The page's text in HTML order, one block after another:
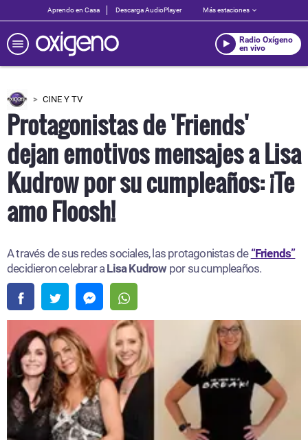
Aprendo en Casa Descarga AudioPlayer Más estaciones
Radio Oxígeno
en vivo
CINE Y TV
Protagonistas de 'Friends'
dejan emotivos mensajes a Lisa
Kudrow por su cumpleaños: ¡Te
amo Floosh!
A través de sus redes sociales, las protagonistas de “Friends”
decidieron celebrar aLisa Kudrow por su cumpleaños.